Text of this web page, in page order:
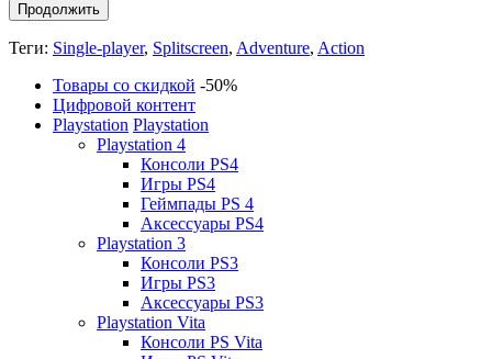
Продолжить
Теги: Single-player, Splitscreen, Adventure, Action
Товары со скидкой -50%
Цифровой контент
Playstation Playstation
Playstation 4
Консоли PS4
Игры PS4
Геймпады PS 4
Аксессуары PS4
Playstation 3
Консоли PS3
Игры PS3
Аксессуары PS3
Playstation Vita
Консоли PS Vita